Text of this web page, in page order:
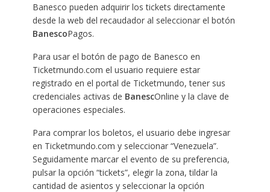
Banesco pueden adquirir los tickets directamente
desde la web del recaudador al seleccionar el botón
BanescoPagos.
Para usar el botón de pago de Banesco en
Ticketmundo.com el usuario requiere estar
registrado en el portal de Ticketmundo, tener sus
credenciales activas de BanescOnline y la clave de
operaciones especiales.
Para comprar los boletos, el usuario debe ingresar
en Ticketmundo.com y seleccionar “Venezuela”.
Seguidamente marcar el evento de su preferencia,
pulsar la opción “tickets”, elegir la zona, tildar la
cantidad de asientos y seleccionar la opción